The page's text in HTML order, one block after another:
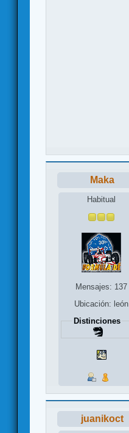
Maka
Habitual
Mensajes: 137
Ubicación: león
Distinciones
juanikoct